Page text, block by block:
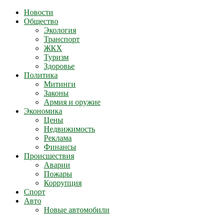
Новости
Общество
Экология
Транспорт
ЖКХ
Туризм
Здоровье
Политика
Митинги
Законы
Армия и оружие
Экономика
Цены
Недвижимость
Реклама
Финансы
Происшествия
Аварии
Пожары
Коррупция
Спорт
Авто
Новые автомобили